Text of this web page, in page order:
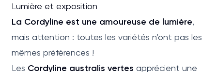
Lumière et exposition
La Cordyline est une amoureuse de lumière,
mais attention : toutes les variétés n’ont pas les
mêmes préférences !
Les Cordyline australis vertes apprécient une